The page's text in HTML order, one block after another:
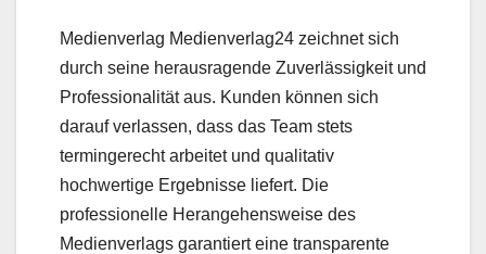
Medienverlag Medienverlag24 zeichnet sich
durch seine herausragende Zuverlässigkeit und
Professionalität aus. Kunden können sich
darauf verlassen, dass das Team stets
termingerecht arbeitet und qualitativ
hochwertige Ergebnisse liefert. Die
professionelle Herangehensweise des
Medienverlags garantiert eine transparente